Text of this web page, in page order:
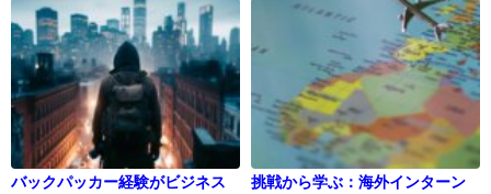
バックパッカー経験がビジネス
挑戦から学ぶ：海外インターン